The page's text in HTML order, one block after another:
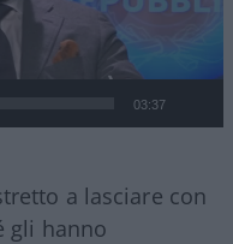
03:37
a lasciare con
gli hanno